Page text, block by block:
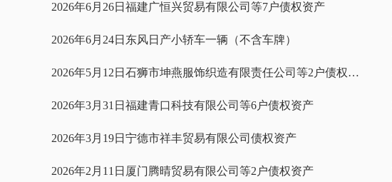
2026年6月26日福建广恒兴贸易有限公司等7户债权资产
2026年6月24日东风日产小轿车一辆（不含车牌）
2026年5月12日石狮市坤燕服饰织造有限责任公司等2户债权及抵债资产
2026年3月31日福建青口科技有限公司等6户债权资产
2026年3月19日宁德市祥丰贸易有限公司债权资产
2026年2月11日厦门腾晴贸易有限公司等2户债权资产